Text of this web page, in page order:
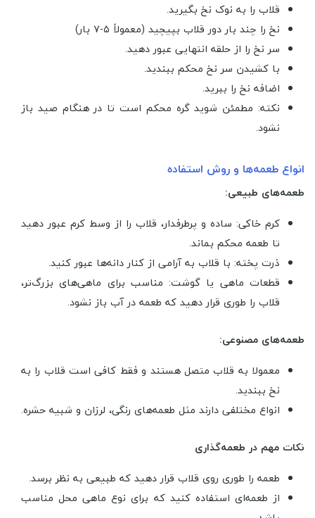
قلاب را به نوک نخ بگیرید.
نخ را چند بار دور قلاب بپیچید (معمولاً ۵-۷ بار)
سر نخ را از حلقه انتهایی عبور دهید.
با کشیدن سر نخ محکم ببندید.
اضافه نخ را ببرید.
نکته: مطمئن شوید گره محکم است تا در هنگام صید باز
نشود.
انواع طعمه‌ها و روش استفاده
طعمه‌های طبیعی:
کرم خاکی: ساده و پرطرفدار، قلاب را از وسط کرم عبور دهید
تا طعمه محکم بماند.
ذرت پخته: با قلاب به آرامی از کنار دانه‌ها عبور کنید.
قطعات ماهی یا گوشت: مناسب برای ماهی‌های بزرگ‌تر،
قلاب را طوری قرار دهید که طعمه در آب باز نشود.
طعمه‌های مصنوعی:
معمولا به قلاب متصل هستند و فقط کافی است قلاب را به
نخ ببندید.
انواع مختلفی دارند مثل طعمه‌های رنگی، لرزان و شبیه حشره.
نکات مهم در طعمه‌گذاری
طعمه را طوری روی قلاب قرار دهید که طبیعی به نظر برسد.
از طعمه‌ای استفاده کنید که برای نوع ماهی محل مناسب